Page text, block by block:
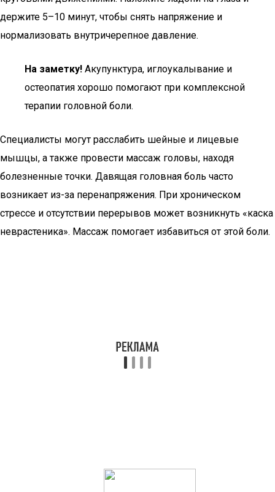
держите 5–10 минут, чтобы снять напряжение и
нормализовать внутричерепное давление.
На заметку! Акупунктура, иглоукалывание и
остеопатия хорошо помогают при комплексной
терапии головной боли.
Специалисты могут расслабить шейные и лицевые
мышцы, а также провести массаж головы, находя
болезненные точки. Давящая головная боль часто
возникает из-за перенапряжения. При хроническом
стрессе и отсутствии перерывов может возникнуть «каска
неврастеника». Массаж помогает избавиться от этой боли.